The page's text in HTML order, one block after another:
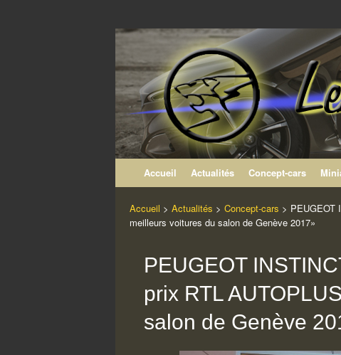
Les Concept-cars
Le site non officiel des Concept-cars du Lion
Aller au contenu
Accueil Actualités Concept-cars
Accueil > Actualités > Concept-cars > PEUGEOT
meilleurs voitures du salon de Genève 2017»
PEUGEOT
prix RTL
salon de Genève